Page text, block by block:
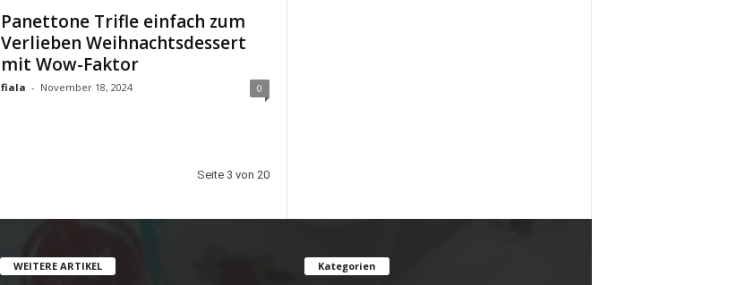
Panettone Trifle einfach zum
Verlieben Weihnachtsdessert
mit Wow-Faktor
fiala - November 18, 2024 0
Seite 3 von 20
WEITERE ARTIKEL Kategorien